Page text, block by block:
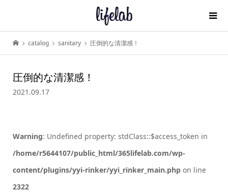
catalog sanitary 圧倒的な清潔感！
圧倒的な清潔感！
2021.09.17
Warning: Undefined property: stdClass::$access_token in
/home/r5644107/public_html/365lifelab.com/wp-
content/plugins/yyi-rinker/yyi_rinker_main.phpon line
2322